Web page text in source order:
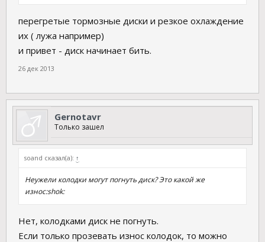
перегретые тормозные диски и резкое охлаждение
их ( лужа например)
и привет - диск начинает бить.
26 дек 2013
Gernotavr
Только зашел
soand сказал(а): ↑
Неужели колодки могут погнуть диск? Это какой же
износ:shok:
Нет, колодками диск не погнуть.
Если только прозевать износ колодок, то можно